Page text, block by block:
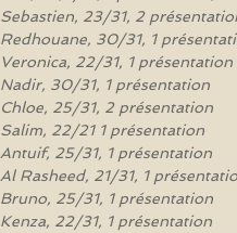
Sebastien, 23/31, 2
Redhouane, 30/31, 1
Veronica, 22/31, 1 présentation
Nadir, 30/31, 1 présentation
Chloe, 25/31, 2 présentation
Salim, 22/21 1 présentation
Antuif, 25/31, 1 présentation
Al Rasheed, 21/31, 1
Bruno, 25/31, 1 présentation
Kenza, 22/31, 1 présentation